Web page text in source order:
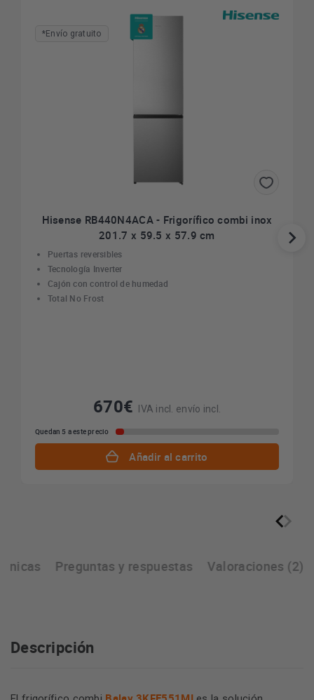
*Envío gratuito
Hisense RB440N4ACA - Frigorífico combi inox
201.7 x 59.5 x 57.9 cm
Puertas reversibles
Tecnología Inverter
Cajón con control de humedad
Total No Frost
670€ IVA incl. envío incl.
Quedan 5 a este precio
Añadir al carrito
Preguntas y respuestas Valoraciones (2)
Descripción